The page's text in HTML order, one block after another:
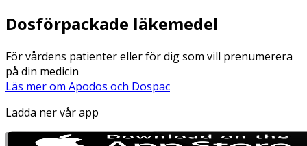
Dosförpackade läkemedel
För vårdens patienter eller för dig som vill prenumerera
på din medicin
Läs mer om Apodos och Dospac
Ladda ner vår app